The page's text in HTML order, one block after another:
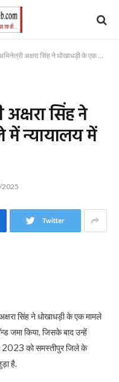
सिंह ने धोखाधड़ी के एक मामले में न्यायालय में आत्मसमर्पण किया
अक्षरा सिंह ने
न्यायालय में
2025
Twitter
सिंह ने धोखाधड़ी के एक मामले
जमा किया, जिसके बाद उन्हें
2023 को समस्तीपुर जिले के
है.